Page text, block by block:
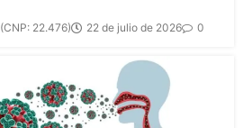
22.476) 22 de julio de 2026 0